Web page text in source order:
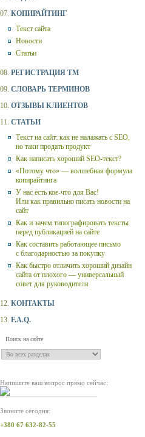
07. КОПИРАЙТИНГ
Текст сайта
Новости
Статьи
08. РЕГИСТРАЦИЯ ТМ
09. СЛОВАРЬ ТЕРМИНОВ
10. ОТЗЫВЫ КЛИЕНТОВ
11. СТАТЬИ
Текст на сайт: как не налажать с SEO,
но таки продать продукт
Как написать хороший SEO-текст?
«Потому что» — волшебная формула
копирайтинга
У нас есть кое-что для Вас!
Или как правильно писать новости на
сайт
Как и зачем типографировать тексты
перед публикацией на сайте
Как составить работающее письмо
с благодарностью за покупку
Как быстро отличить хороший дизайн
сайта от плохого — универсальный
совет для руководителя
12. КОНТАКТЫ
13. F.A.Q.
Напишите ваш вопрос прямо сейчас:
Звоните сегодня:
+380 67 632-82-55